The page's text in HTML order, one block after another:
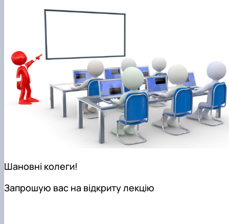
Шановні колеги!
Запрошую вас на відкриту лекцію